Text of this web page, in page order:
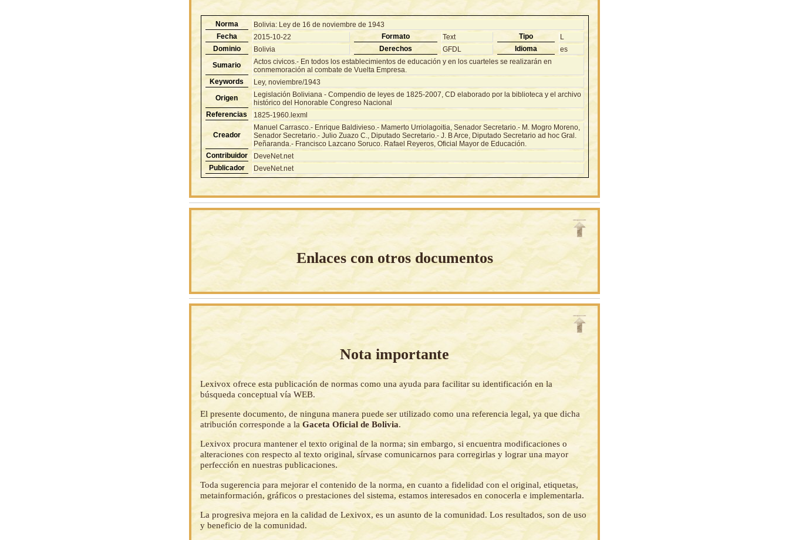
Norma
Bolivia: Ley de 16 de noviembre de 1943
Fecha
2015-10-22 Formato Text Tipo
L
Dominio
Bolivia Derechos GFDL Idioma
es
Sumario
Actos civicos.- En todos los establecimientos de educación y en los cuarteles se realizarán en
conmemoración al combate de Vuelta Empresa.
Keywords
Ley, noviembre/1943
Origen
Legislación Boliviana - Compendio de leyes de 1825-2007, CD elaborado por la biblioteca y el archivo
histórico del Honorable Congreso Nacional
Referencias
1825-1960.lexml
Creador
Manuel Carrasco.- Enrique Baldivieso.- Mamerto Urriolagoitia, Senador Secretario.- M. Mogro Moreno,
Senador Secretario.- Julio Zuazo C., Diputado Secretario.- J. B Arce, Diputado Secretario ad hoc Gral.
Peñaranda.- Francisco Lazcano Soruco. Rafael Reyeros, Oficial Mayor de Educación.
Contribuidor
DeveNet.net
Publicador
DeveNet.net
Enlaces con otros documentos
Nota importante
Lexivox ofrece esta publicación de normas como una ayuda para facilitar su identificación en la
búsqueda conceptual vía WEB.
El presente documento, de ninguna manera puede ser utilizado como una referencia legal, ya que dicha
atribución corresponde a laGaceta Oficial de Bolivia.
Lexivox procura mantener el texto original de la norma; sin embargo, si encuentra modificaciones o
alteraciones con respecto al texto original, sírvase comunicarnos para corregirlas y lograr una mayor
perfección en nuestras publicaciones.
Toda sugerencia para mejorar el contenido de la norma, en cuanto a fidelidad con el original, etiquetas,
metainformación, gráficos o prestaciones del sistema, estamos interesados en conocerla e implementarla.
La progresiva mejora en la calidad de Lexivox, es un asunto de la comunidad. Los resultados, son de uso
y beneficio de la comunidad.